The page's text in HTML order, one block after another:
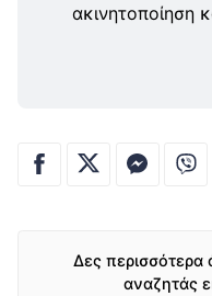
ακινητοποίηση
Δες περισσότερα
αναζητάς